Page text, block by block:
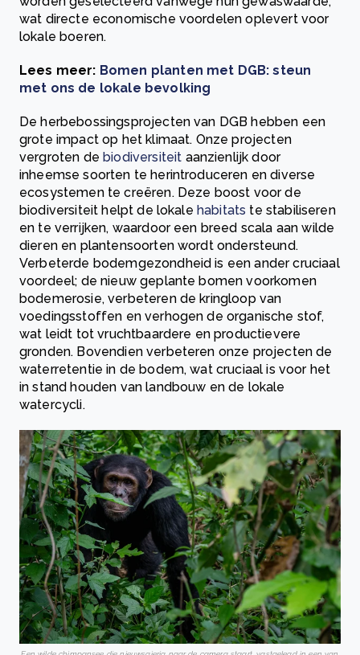
wat directe economische voordelen oplevert voor
lokale boeren.
Lees meer: Bomen planten met DGB: steun
met ons de lokale bevolking
De herbebossingsprojecten van DGB hebben een
grote impact op het klimaat. Onze projecten
vergroten debiodiversiteit aanzienlijk door
inheemse soorten te herintroduceren en diverse
ecosystemen te creëren. Deze boost voor de
biodiversiteit helpt de lokale habitats te stabiliseren
en te verrijken, waardoor een breed scala aan wilde
dieren en plantensoorten wordt ondersteund.
Verbeterde bodemgezondheid is een ander cruciaal
voordeel; de nieuw geplante bomen voorkomen
bodemerosie, verbeteren de kringloop van
voedingsstoffen en verhogen de organische stof,
wat leidt tot vruchtbaardere en productievere
gronden. Bovendien verbeteren onze projecten de
waterretentie in de bodem, wat cruciaal is voor het
in stand houden van landbouw en de lokale
watercycli.